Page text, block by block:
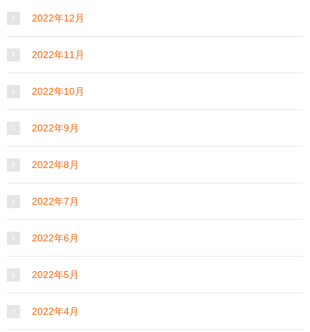
2022年12月
2022年11月
2022年10月
2022年9月
2022年8月
2022年7月
2022年6月
2022年5月
2022年4月